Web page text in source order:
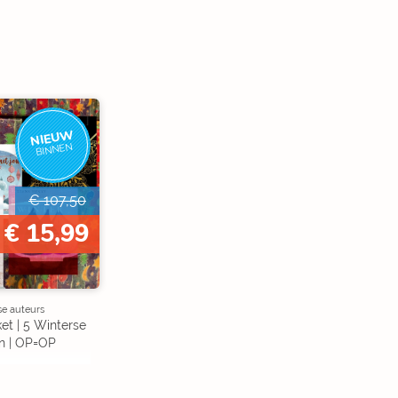
NIEUW
BINNEN
€ 107,50
€ 15,99
auteurs
| 5 Winterse
| OP=OP